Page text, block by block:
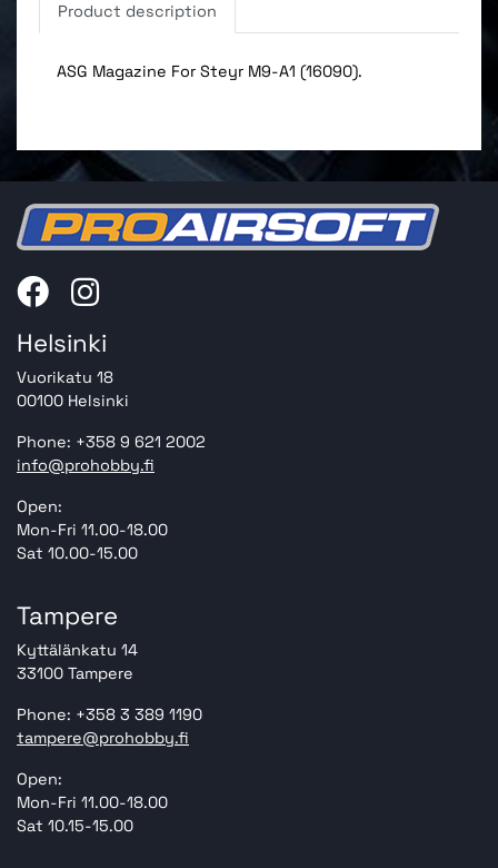
Product description
ASG Magazine For Steyr M9-A1 (16090).
Helsinki
Vuorikatu 18
00100 Helsinki
Phone: +358 9 621 2002
info@prohobby.fi
Open:
Mon-Fri 11.00-18.00
Sat 10.00-15.00
Tampere
Kyttälänkatu 14
33100 Tampere
Phone: +358 3 389 1190
tampere@prohobby.fi
Open:
Mon-Fri 11.00-18.00
Sat 10.15-15.00